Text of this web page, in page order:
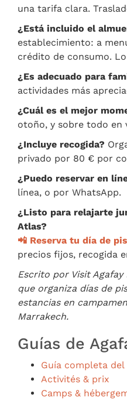
una tarifa clara.
¿Está incluido el
establecimiento: a
crédito de consumo.
¿Es adecuado para
actividades más
¿Cuál es el mejor
otoño, y sobre todo en
¿Incluye recogida?
privado por 80 € por
¿Puedo reservar en
línea, o por WhatsApp.
¿Listo para relajarte
Atlas?
📲 Reserva tu día de
precios fijos, recogida
Escrito por Visit
que organiza días de
estancias en
Marrakech.
Guías de
Guía completa
Activités & prix
Camps &